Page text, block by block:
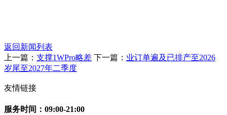
返回新闻列表
上一篇： 支撑1WPro略差 下一篇： 业订单遍及已排产至2026
岁尾至2027年二季度
友情链接
服务时间：09:00-21:00